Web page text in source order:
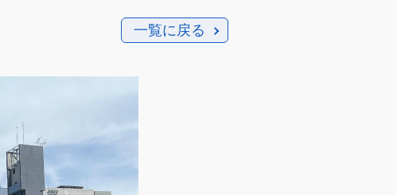
一覧に戻る